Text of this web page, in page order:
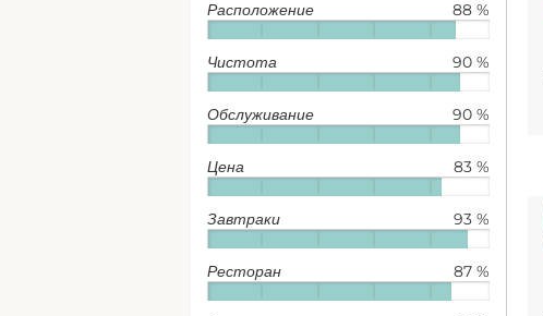
88 %
Расположение
90 %
Чистота
90 %
Обслуживание
83 %
Цена
93 %
Завтраки
87 %
Ресторан